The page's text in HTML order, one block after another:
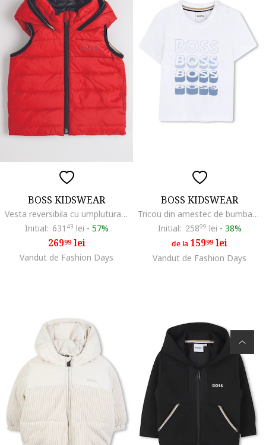
BOSS KIDSWEAR
Vesta reversibila cu umplutura cu puf, Rosu inchis
Initial: 631 43 lei - 57%
26999lei
Vandut de Fashion Days
BOSS KIDSWEAR
Tricou din amestec de bumbac cu logo, Alb/Bleumarin
Initial: 25899 lei - 38%
de la 15999lei
Vandut de Fashion Days